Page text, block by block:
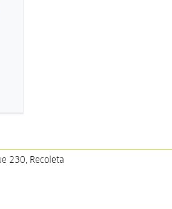
230, Recoleta